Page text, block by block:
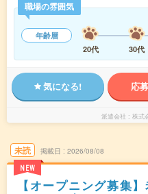
職場の雰囲気
年齢層
20代
30代
気になる! 応
派遣会社 株式
未読
NEW
掲載日 2026/08/08
【オープニング募集